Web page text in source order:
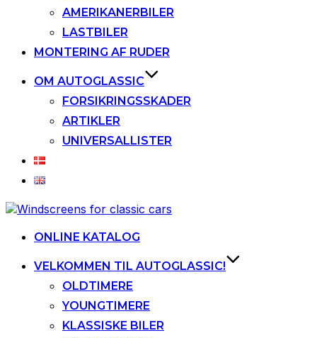
AMERIKANERBILER
LASTBILER
MONTERING AF RUDER
OM AUTOGLASSIC
FORSIKRINGSSKADER
ARTIKLER
UNIVERSALLISTER
Videre
indholdONLINE KATALOG
VELKOMMEN TIL AUTOGLASSIC!
OLDTIMERE
YOUNGTIMERE
KLASSISKE BILER